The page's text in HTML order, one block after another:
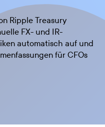
Ripple Treasury
FX- und IR-
automatisch auf und
für CFOs